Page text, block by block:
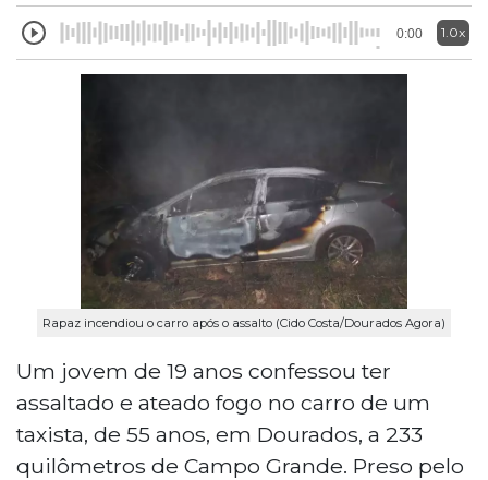
0:00 1.0x
Rapaz incendiou o carro após o assalto (Cido Costa/Dourados Agora)
Um jovem de 19 anos confessou ter
assaltado e ateado fogo no carro de um
taxista, de 55 anos, em Dourados, a 233
quilômetros de Campo Grande. Preso pelo